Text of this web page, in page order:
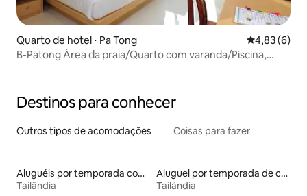
Quarto de hotel ⋅ Pa Tong 4,83 de uma
4,83 (6)
B-Patong Área da praia/Quarto com varanda/Piscina,
Destinos para conhecer
Outros tipos de acomodações Coisas para fazer
Aluguéis por temporada com caiaque
Tailândia
Aluguel por temporada de casas-barco
Tailândia